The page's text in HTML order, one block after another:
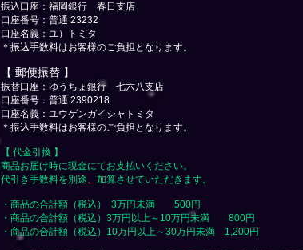
振込口座：福岡銀行 春日支店
口座番号：普通 23232
​口座名義：ユ）トミタ
​＊振込手数料はお客様のご負担となります。
【 郵便振替 】
振替口座：ゆうちょ銀行 七六八支店
口座番号：普通 2390218
口座名義：ユウゲンガイシャトミタ
​＊振込手数料はお客様のご負担となります。
【 代金引換 】
商品お届け時に現金にてお支払いください。
代引き手数料を別途、加算させていただきます。
・商品の合計額（税込） 3万円未満 500円
・商品の合計額（税込）3万円以上～10万円未満 800円
・商品の合計額（税込）10万円以上～30万円未満 1,200円